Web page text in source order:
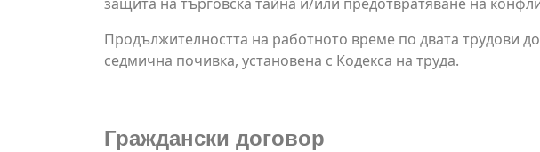
Продължителността на работното време по двата трудови
седмична почивка, установена с Кодекса на труда.
Граждански договор